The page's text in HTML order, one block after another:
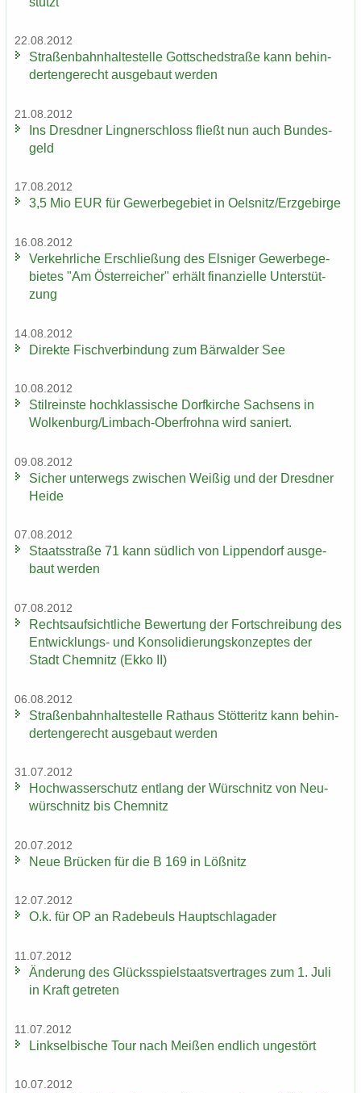
22.08.2012
Stra­ßen­bahn­hal­te­stel­le Gott­sched­stra­ße kann be­hin­
der­ten­ge­recht aus­ge­baut wer­den
21.08.2012
Ins Dresd­ner Ling­ner­schloss fließt nun auch Bun­des­
geld
17.08.2012
3,5 Mio EUR für Ge­wer­be­ge­biet in Oels­nitz/Erz­ge­bir­ge
16.08.2012
Ver­kehr­li­che Er­schlie­ßung des Els­ni­ger Ge­wer­be­ge­
bie­tes "Am Ös­ter­rei­cher" er­hält fi­nan­zi­el­le Un­ter­stüt­
zung
14.08.2012
Di­rek­te Fisch­ver­bin­dung zum Bär­wal­der See
10.08.2012
Stil­reins­te hoch­klas­si­sche Dorf­kir­che Sach­sens in
Wol­ken­burg/Limbach-​Oberfrohna wird sa­niert.
09.08.2012
Si­cher un­ter­wegs zwi­schen Wei­ßig und der Dresd­ner
Heide
07.08.2012
Staats­stra­ße 71 kann süd­lich von Lip­pen­dorf aus­ge­
baut wer­den
07.08.2012
Rechts­auf­sicht­li­che Be­wer­tung der Fort­schrei­bung des
Entwicklungs-​ und Kon­so­li­die­rungs­kon­zep­tes der
Stadt Chem­nitz (Ekko II)
06.08.2012
Stra­ßen­bahn­hal­te­stel­le Rat­haus Stöt­teritz kann be­hin­
der­ten­ge­recht aus­ge­baut wer­den
31.07.2012
Hoch­was­ser­schutz ent­lang der Wür­schnitz von Neu­
wür­schnitz bis Chem­nitz
20.07.2012
Neue Brü­cken für die B 169 in Löß­nitz
12.07.2012
O.k. für OP an Ra­de­beuls Haupt­schlag­ader
11.07.2012
Än­de­rung des Glücks­spiel­staats­ver­tra­ges zum 1. Juli
in Kraft ge­tre­ten
11.07.2012
Linksel­bi­sche Tour nach Mei­ßen end­lich un­ge­stört
10.07.2012